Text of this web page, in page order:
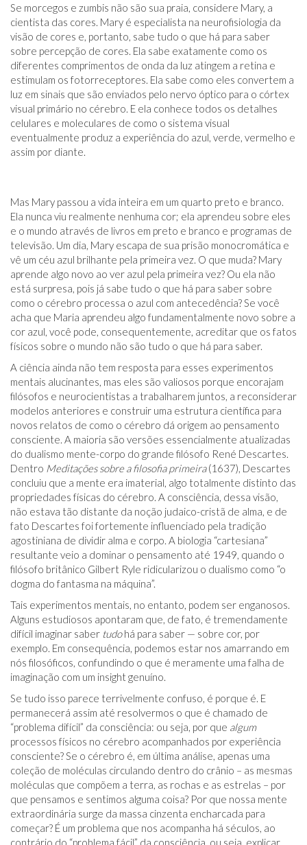
Se morcegos e zumbis não são sua praia, considere Mary, a
cientista das cores. Mary é especialista na neurofisiologia da
visão de cores e, portanto, sabe tudo o que há para saber
sobre percepção de cores. Ela sabe exatamente como os
diferentes comprimentos de onda da luz atingem a retina e
estimulam os fotorreceptores. Ela sabe como eles convertem a
luz em sinais que são enviados pelo nervo óptico para o córtex
visual primário no cérebro. E ela conhece todos os detalhes
celulares e moleculares de como o sistema visual
eventualmente produz a experiência do azul, verde, vermelho e
assim por diante.
Mas Mary passou a vida inteira em um quarto preto e branco.
Ela nunca viu realmente nenhuma cor; ela aprendeu sobre eles
e o mundo através de livros em preto e branco e programas de
televisão. Um dia, Mary escapa de sua prisão monocromática e
vê um céu azul brilhante pela primeira vez. O que muda? Mary
aprende algo novo ao ver azul pela primeira vez? Ou ela não
está surpresa, pois já sabe tudo o que há para saber sobre
como o cérebro processa o azul com antecedência? Se você
acha que Maria aprendeu algo fundamentalmente novo sobre a
cor azul, você pode, consequentemente, acreditar que os fatos
físicos sobre o mundo não são tudo o que há para saber.
A ciência ainda não tem resposta para esses experimentos
mentais alucinantes, mas eles são valiosos porque encorajam
filósofos e neurocientistas a trabalharem juntos, a reconsiderar
modelos anteriores e construir uma estrutura científica para
novos relatos de como o cérebro dá origem ao pensamento
consciente. A maioria são versões essencialmente atualizadas
do dualismo mente-corpo do grande filósofo René Descartes.
Dentro Meditações sobre a filosofia primeira(1637), Descartes
concluiu que a mente era imaterial, algo totalmente distinto das
propriedades físicas do cérebro. A consciência, dessa visão,
não estava tão distante da noção judaico-cristã de alma, e de
fato Descartes foi fortemente influenciado pela tradição
agostiniana de dividir alma e corpo. A biologia “cartesiana”
resultante veio a dominar o pensamento até 1949, quando o
filósofo britânico Gilbert Ryle ridicularizou o dualismo como “o
dogma do fantasma na máquina”.
Tais experimentos mentais, no entanto, podem ser enganosos.
Alguns estudiosos apontaram que, de fato, é tremendamente
difícil imaginar saber tudohá para saber — sobre cor, por
exemplo. Em consequência, podemos estar nos amarrando em
nós filosóficos, confundindo o que é meramente uma falha de
imaginação com um insight genuíno.
Se tudo isso parece terrivelmente confuso, é porque é. E
permanecerá assim até resolvermos o que é chamado de
“problema difícil” da consciência: ou seja, por que algum
processos físicos no cérebro acompanhados por experiência
consciente? Se o cérebro é, em última análise, apenas uma
coleção de moléculas circulando dentro do crânio – as mesmas
moléculas que compõem a terra, as rochas e as estrelas – por
que pensamos e sentimos alguma coisa? Por que nossa mente
extraordinária surge da massa cinzenta encharcada para
começar? É um problema que nos acompanha há séculos, ao
contrário do “problema fácil” da consciência, ou seja, explicar